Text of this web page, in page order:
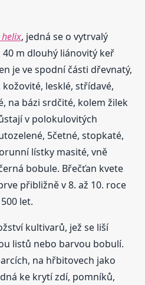
, jedná se o vytrvalý
40 m dlouhý liánovitý keř
je ve spodní části dřevnatý,
lesklé, střídavé,
na bázi srdčité, kolem žilek
v polokulovitých
5četné, stopkaté,
lístky masité, vně
bobule. Břečťan kvete
přibližně v 8. až 10. roce
let.
kultivarů, jež se liší
listů nebo barvou bobulí.
na hřbitovech jako
ke krytí zdí, pomníků,